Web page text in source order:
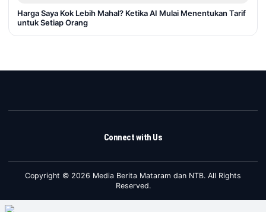
Harga Saya Kok Lebih Mahal? Ketika AI Mulai Menentukan Tarif
untuk Setiap Orang
Connect with Us
Copyright © 2026 Media Berita Mataram dan NTB. All Rights
Reserved.